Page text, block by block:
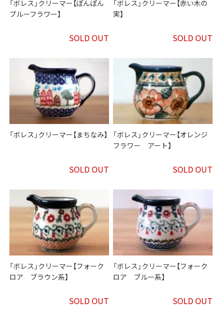
「ボレス」クリーマー【ぽんぽん
ブルーフラワー】
SOLD OUT
「ボレス」クリーマー【赤い木の
実】
SOLD OUT
「ボレス」クリーマー【まちなみ】
SOLD OUT
「ボレス」クリーマー【オレンジ
フラワー アート】
SOLD OUT
「ボレス」クリーマー【フォーク
ロア ブラウン系】
SOLD OUT
「ボレス」クリーマー【フォーク
ロア ブルー系】
SOLD OUT